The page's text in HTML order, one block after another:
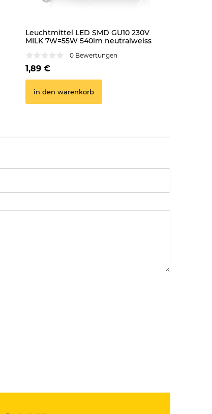
Leuchtmittel LED SMD GU10 230V
MILK 7W=55W 540lm neutralweiss
0 Bewertungen
1,89 €
in den warenkorb